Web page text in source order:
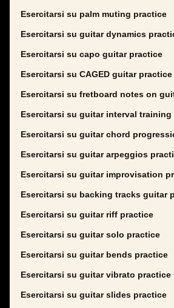
Esercitarsi su palm muting practice
Esercitarsi su guitar dynamics
Esercitarsi su capo guitar practice
Esercitarsi su CAGED guitar practice
Esercitarsi su fretboard notes on
Esercitarsi su guitar interval training
Esercitarsi su guitar chord
Esercitarsi su guitar arpeggios
Esercitarsi su guitar improvisation
Esercitarsi su backing tracks guitar
Esercitarsi su guitar riff practice
Esercitarsi su guitar solo practice
Esercitarsi su guitar bends practice
Esercitarsi su guitar vibrato practice
Esercitarsi su guitar slides practice